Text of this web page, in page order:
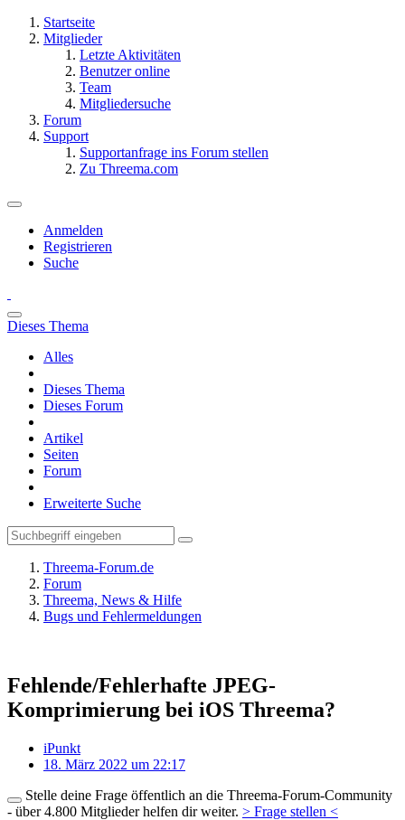
Startseite
Mitglieder
Letzte Aktivitäten
Benutzer online
Team
Mitgliedersuche
Forum
Support
Supportanfrage ins Forum stellen
Zu Threema.com
Anmelden
Registrieren
Suche
Dieses Thema
Alles
Dieses Thema
Dieses Forum
Artikel
Seiten
Forum
Erweiterte Suche
Threema-Forum.de
Forum
Threema, News & Hilfe
Bugs und Fehlermeldungen
Fehlende/Fehlerhafte JPEG-
Komprimierung bei iOS Threema?
iPunkt
18. März 2022 um 22:17
Stelle deine Frage öffentlich an die Threema-Forum-Community
- über 4.800 Mitglieder helfen dir weiter. > Frage stellen <